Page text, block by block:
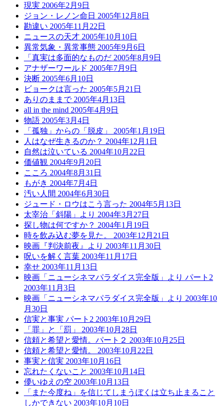
現実 2006年2月9日
ジョン・レノン命日 2005年12月8日
勘違い 2005年11月22日
ニュースの天才 2005年10月10日
異常気象・異常事態 2005年9月6日
「真実は多面的なものだ 2005年8月9日
アナザーワールド 2005年7月9日
決断 2005年6月10日
ビョークは言った 2005年5月21日
ありのままで 2005年4月13日
all in the mind 2005年4月9日
物語 2005年3月4日
「孤独」からの「脱皮」
2005年1月19日
人はなぜ生きるのか？ 2004年12月1日
自然は泣いている 2004年10月22日
価値観 2004年9月20日
こころ 2004年8月31日
もがき 2004年7月4日
汚い人間 2004年6月30日
ジュード・ロウはこう言った 2004年5月13日
太宰治「斜陽」より 2004年3月27日
探し物は何ですか？ 2004年1月19日
時を飲み込む夢を見た。
2003年12月21日
映画『判決前夜』より 2003年11月30日
呪いを解く言葉 2003年11月17日
幸せ 2003年11月13日
映画「ニューシネマパラダイス完全版」より パート2
2003年11月3日
映画「ニューシネマパラダイス完全版」より 2003年10
月30日
信実と事実 パート2 2003年10月29日
「罪」と「罰」
2003年10月28日
信頼と希望と愛情。パート２ 2003年10月25日
信頼と希望と愛情。
2003年10月22日
事実と信実 2003年10月16日
忘れたくないこと 2003年10月14日
儚いゆえの空 2003年10月13日
「また今度ね」を信じてしまうぼくは立ち止まること
しかできない 2003年10月10日